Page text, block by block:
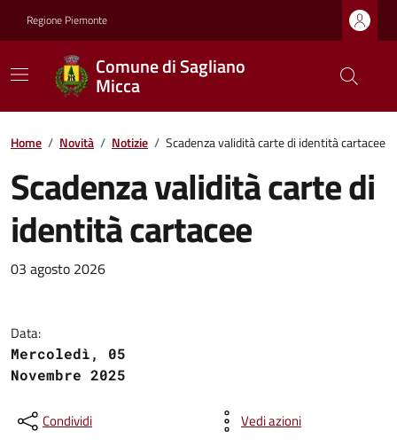
Regione Piemonte
Comune di Sagliano
Micca
Home / Novità / Notizie / Scadenza validità carte di identità cartacee
Scadenza validità carte di
identità cartacee
03 agosto 2026
Data:
Mercoledì, 05
Novembre 2025
Condividi Vedi azioni